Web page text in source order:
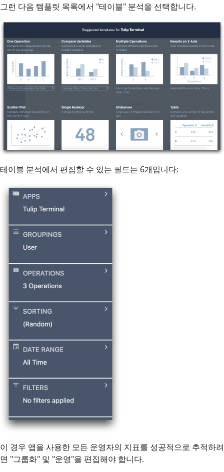
그런 다음 템플릿 목록에서 "테이블" 분석을 선택합니다.
테이블 분석에서 편집할 수 있는 필드는 6개입니다:
이 경우 앱을 사용한 모든 운영자의 지표를 성공적으로 추적하려
면 "그룹화" 및 "운영"을 편집해야 합니다.